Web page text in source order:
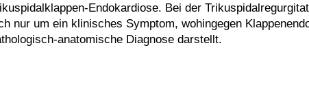
Endokardiose. Bei der
nur um ein klinisches Symptom, wohingegen
anatomische Diagnose darstellt.